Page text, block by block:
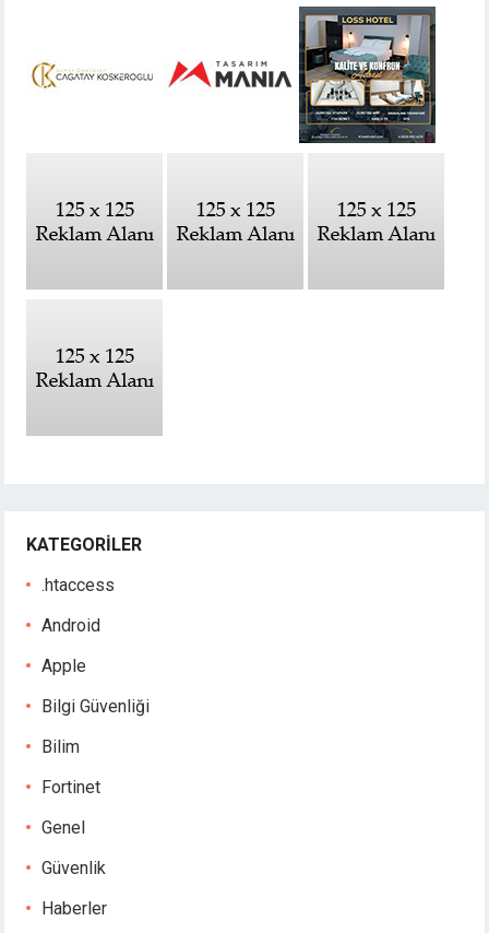
KATEGORILER
.htaccess
Android
Apple
Bilgi Güvenliği
Bilim
Fortinet
Genel
Güvenlik
Haberler